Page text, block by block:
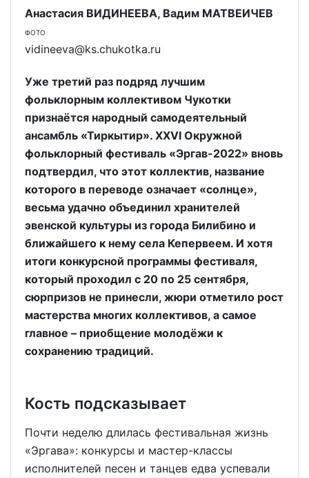
Анастасия ВИДИНЕЕВА, Вадим МАТВЕИЧЕВ
ФОТО
vidineeva@ks.chukotka.ru
Уже третий раз подряд лучшим
фольклорным коллективом Чукотки
признаётся народный самодеятельный
ансамбль «Тиркытир». ХХVI Окружной
фольклорный фестиваль «Эргав-2022» вновь
подтвердил, что этот коллектив, название
которого в переводе означает «солнце»,
весьма удачно объединил хранителей
эвенской культуры из города Билибино и
ближайшего к нему села Кепервеем. И хотя
итоги конкурсной программы фестиваля,
который проходил с 20 по 25 сентября,
сюрпризов не принесли, жюри отметило рост
мастерства многих коллективов, а самое
главное – приобщение молодёжи к
сохранению традиций.
Кость подсказывает
Почти неделю длилась фестивальная жизнь
«Эргава»: конкурсы и мастер-классы
исполнителей песен и танцев едва успевали